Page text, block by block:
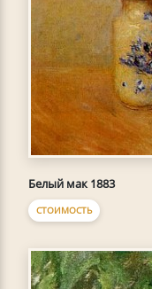
Белый мак 1883
СТОИМОСТЬ